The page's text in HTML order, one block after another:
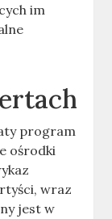
im
program
ośrodki
wraz
jest w